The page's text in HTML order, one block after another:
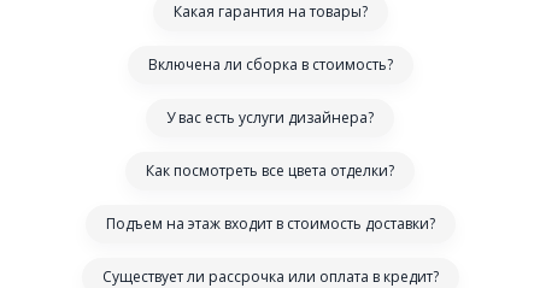
Какая гарантия на товары?
Включена ли сборка в стоимость?
У вас есть услуги дизайнера?
Как посмотреть все цвета отделки?
Подъем на этаж входит в стоимость доставки?
Существует ли рассрочка или оплата в кредит?